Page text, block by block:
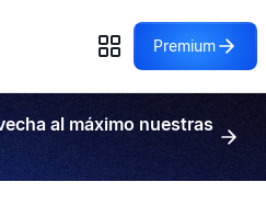
Premium
al máximo nuestras